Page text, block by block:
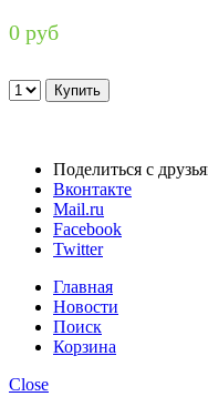
0 руб
Поделиться с
Вконтакте
Mail.ru
Facebook
Twitter
Главная
Новости
Поиск
Корзина
Close